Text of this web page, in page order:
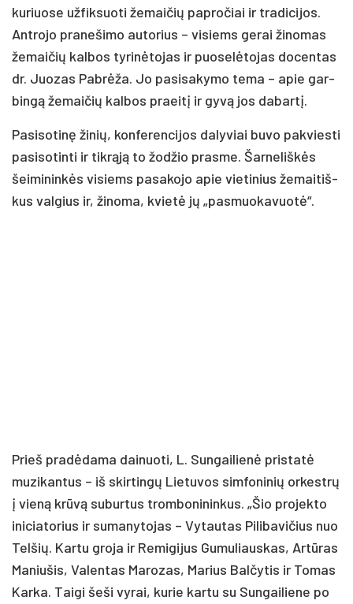
ku­riuo­se už­fik­suo­ti že­mai­čių pa­pro­čiai ir tra­di­ci­jos.
Ant­ro­jo pra­ne­ši­mo au­to­rius – vi­siems ge­rai ži­no­mas
že­mai­čių kal­bos ty­ri­nė­to­jas ir puo­se­lė­to­jas do­cen­tas
dr. Juo­zas Pab­rė­ža. Jo pa­si­sa­ky­mo te­ma – apie gar­
bin­gą že­mai­čių kal­bos praei­tį ir gy­vą jos da­bar­tį.
Pa­si­so­ti­nę ži­nių, kon­fe­ren­ci­jos da­ly­viai bu­vo pa­kvies­ti
pa­si­so­tin­ti ir tik­rą­ją to žo­džio pra­sme. Šar­ne­liš­kės
šei­mi­nin­kės vi­siems pa­sa­ko­jo apie vie­ti­nius že­mai­tiš­
kus val­gius ir, ži­no­ma, kvie­tė jų „pa­smuo­ka­vuo­tė“.
Prieš pra­dė­da­ma dai­nuo­ti, L. Sun­gai­lie­nė pri­sta­tė
mu­zi­kan­tus – iš skir­tin­gų Lie­tu­vos sim­fo­ni­nių or­kest­rų
į vie­ną krū­vą su­bur­tus trom­bo­ni­nin­kus. „Šio pro­jek­to
ini­cia­to­rius ir su­ma­ny­to­jas – Vy­tau­tas Pi­li­ba­vi­čius nuo
Tel­šių. Kar­tu gro­ja ir Re­mi­gi­jus Gu­mu­liaus­kas, Ar­tū­ras
Ma­niu­šis, Va­len­tas Ma­ro­zas, Ma­rius Bal­čy­tis ir To­mas
Kar­ka. Tai­gi še­ši vy­rai, ku­rie kar­tu su Sun­gai­lie­ne po